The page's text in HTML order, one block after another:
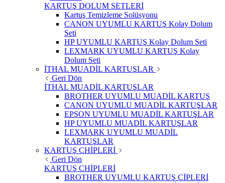
KARTUŞ DOLUM SETLERİ
Kartuş Temizleme Solüsyonu
CANON UYUMLU KARTUŞ Kolay Dolum
Seti
HP UYUMLU KARTUŞ Kolay Dolum Seti
LEXMARK UYUMLU KARTUŞ Kolay
Dolum Seti
İTHAL MUADİL KARTUŞLAR
Geri Dön
İTHAL MUADİL KARTUŞLAR
BROTHER UYUMLU MUADİL KARTUŞ
CANON UYUMLU MUADİL KARTUŞLAR
EPSON UYUMLU MUADİL KARTUŞLAR
HP UYUMLU MUADİL KARTUŞLAR
LEXMARK UYUMLU MUADİL
KARTUŞLAR
KARTUŞ CHİPLERİ
Geri Dön
KARTUŞ CHİPLERİ
BROTHER UYUMLU KARTUŞ ÇİPLERİ